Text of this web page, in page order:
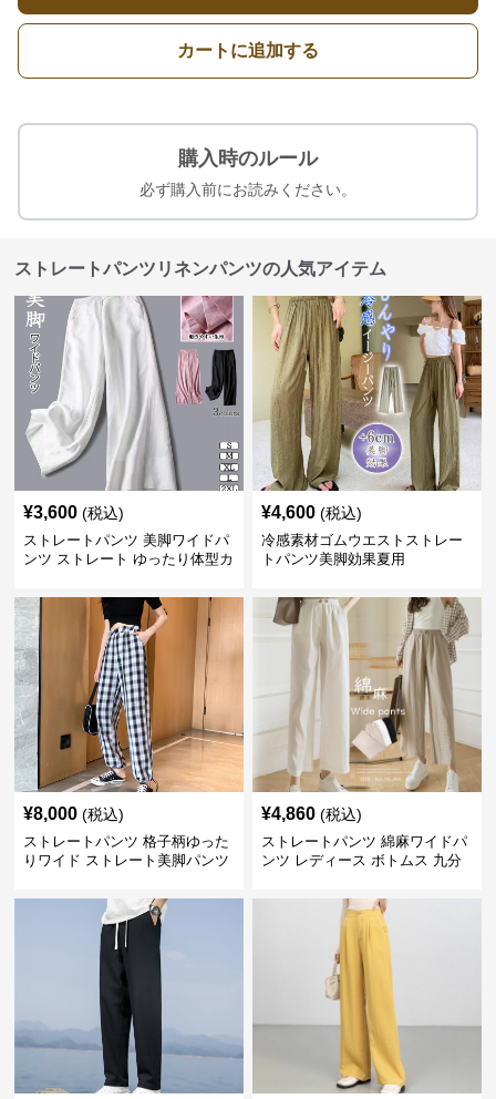
カートに追加する
購入時のルール
必ず購入前にお読みください。
ストレートパンツリネンパンツの人気アイテム
¥3,600 (税込)
ストレートパンツ 美脚ワイドパ
ンツ ストレート ゆったり体型カ
¥4,600 (税込)
冷感素材ゴムウエストストレー
トパンツ美脚効果夏用
¥8,000 (税込)
ストレートパンツ 格子柄ゆった
りワイド ストレート美脚パンツ
¥4,860 (税込)
ストレートパンツ 綿麻ワイドパ
ンツ レディース ボトムス 九分